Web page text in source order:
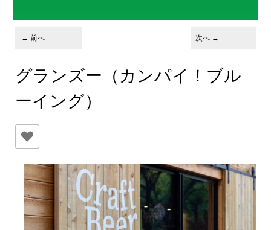
投稿ナビゲーション
← 前へ 次へ →
グランズー（カンパイ！ブル
ーイング）